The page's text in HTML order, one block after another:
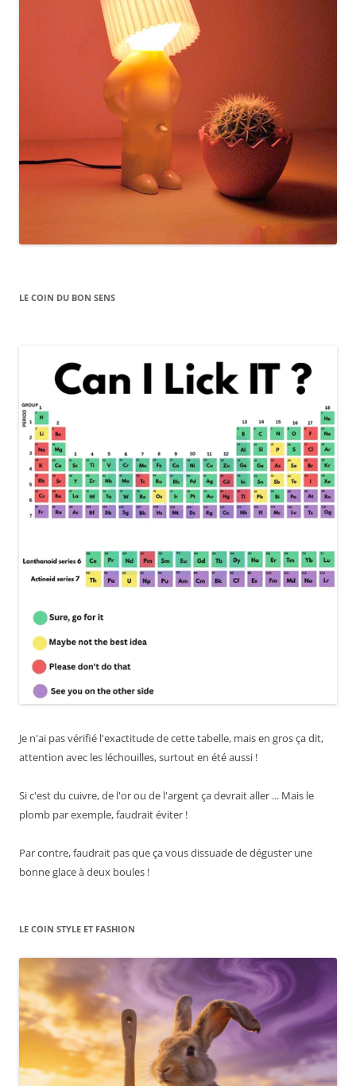
LE COIN DU BON SENS
Je n'ai pas vérifié l'exactitude de cette tabelle, mais en gros ça dit,
attention avec les léchouilles, surtout en été aussi !
Si c'est du cuivre, de l'or ou de l'argent ça devrait aller ... Mais le
plomb par exemple, faudrait éviter !
Par contre, faudrait pas que ça vous dissuade de déguster une
bonne glace à deux boules !
LE COIN STYLE ET FASHION